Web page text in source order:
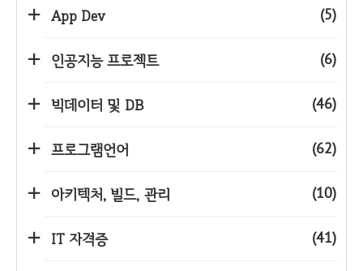
App Dev (5)
인공지능 프로젝트 (6)
빅데이터 및 DB (46)
프로그램언어 (62)
아키텍처, 빌드, 관리 (10)
IT 자격증 (41)